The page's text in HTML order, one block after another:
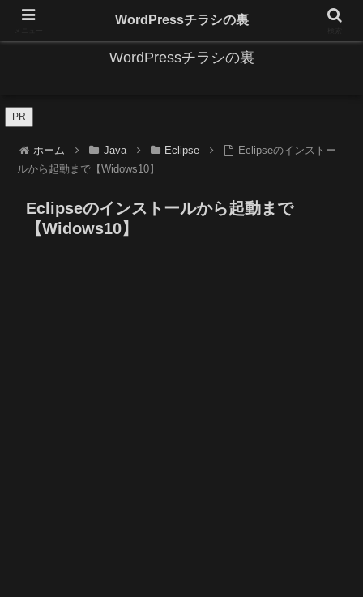
IT系に係る基礎的な情報と便利な使い方を更新します。
WordPressチラシの裏
PR
ホーム Java Eclipse
Eclipseのインストー
ルから起動まで【Widows10】
Eclipseのインストールから起動まで
【Widows10】
WordPressチラシの裏